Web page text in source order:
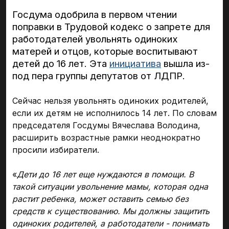
Госдума одобрила в первом чтении
поправки в Трудовой кодекс о запрете для
работодателей увольнять одиноких
матерей и отцов, которые воспитывают
детей до 16 лет. Эта инициатива вышла из-
под пера группы депутатов от ЛДПР.
Сейчас нельзя увольнять одиноких родителей,
если их детям не исполнилось 14 лет. По словам
председателя Госдумы Вячеслава Володина,
расширить возрастные рамки неоднократно
просили избиратели.
«Дети до 16 лет еще нуждаются в помощи. В
такой ситуации увольнение мамы, которая одна
растит ребенка, может оставить семью без
средств к существованию. Мы должны защитить
одиноких родителей, а работодатели - понимать